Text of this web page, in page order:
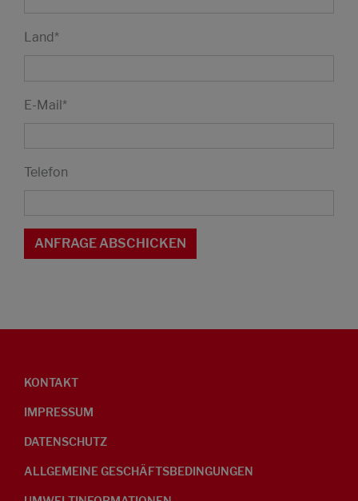
Land*
E-Mail*
Telefon
KONTAKT
IMPRESSUM
DATENSCHUTZ
ALLGEMEINE GESCHÄFTSBEDINGUNGEN